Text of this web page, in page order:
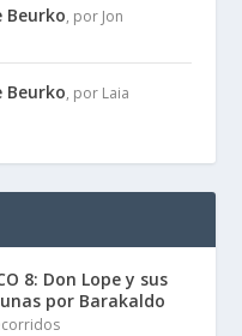
Beurko, por Jon
Beurko, por Laia
8: Don Lope y sus
por Barakaldo